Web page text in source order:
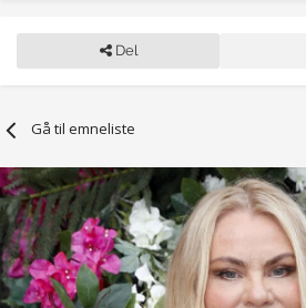
Del
Gå til emneliste